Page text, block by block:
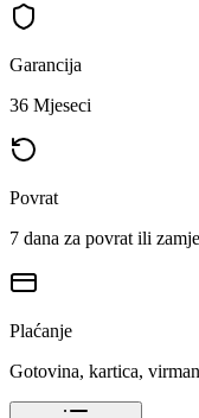
Garancija
36 Mjeseci
Povrat
7 dana za povrat ili
Plaćanje
Gotovina, kartica,